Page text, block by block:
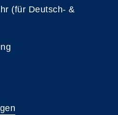
(für Deutsch- &